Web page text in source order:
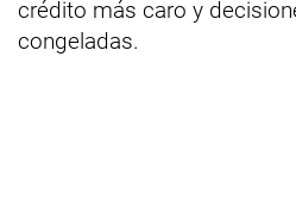
crédito más caro y
congeladas.